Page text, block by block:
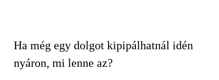
Ha még egy dolgot kipipálhatnál idén
nyáron, mi lenne az?